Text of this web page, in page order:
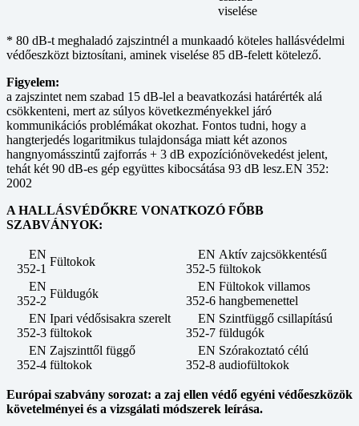
viselése
* 80 dB-t meghaladó zajszintnél a munkaadó köteles hallásvédelmi
védőeszközt biztosítani, aminek viselése 85 dB-felett kötelező.
Figyelem:
a zajszintet nem szabad 15 dB-lel a beavatkozási határérték alá
csökkenteni, mert az súlyos következményekkel járó
kommunikációs problémákat okozhat. Fontos tudni, hogy a
hangterjedés logaritmikus tulajdonsága miatt két azonos
hangnyomásszintű zajforrás + 3 dB expozíciónövekedést jelent,
tehát két 90 dB-es gép együttes kibocsátása 93 dB lesz.EN 352:
2002
A HALLÁSVÉDŐKRE VONATKOZÓ FŐBB
SZABVÁNYOK:
EN
352-1
Fültokok
EN
352-5
Aktív zajcsökkentésű
fültokok
EN
352-2
Füldugók
EN
352-6
Fültokok villamos
hangbemenettel
EN
352-3
Ipari védősisakra szerelt
fültokok
EN
352-7
Szintfüggő csillapítású
füldugók
EN
352-4
Zajszinttől függő
fültokok
EN
352-8
Szórakoztató célú
audiofültokok
Európai szabvány sorozat: a zaj ellen védő egyéni védőeszközök
követelményei és a vizsgálati módszerek leírása.